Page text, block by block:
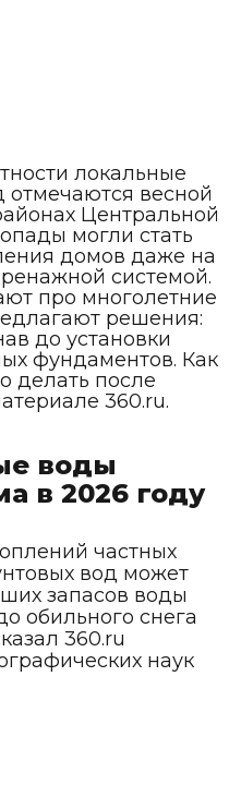
локальные
весной
Центральной
могли стать
домов даже на
системой.
про многолетние
решения:
до установки
фундаментов. Как
делать после
360.ru.
воды
в 2026 году
частных
вод может
запасов воды
обильного снега
360.ru
наук